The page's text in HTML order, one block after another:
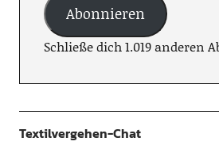
Abonnieren
Schließe dich 1.019 anderen
Textilvergehen-Chat